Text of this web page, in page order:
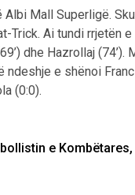
Mall Superligë.
Trick. Ai tundi rrjetën
dhe Hazrollaj
ndeshje e shënoi
(0:0).
e